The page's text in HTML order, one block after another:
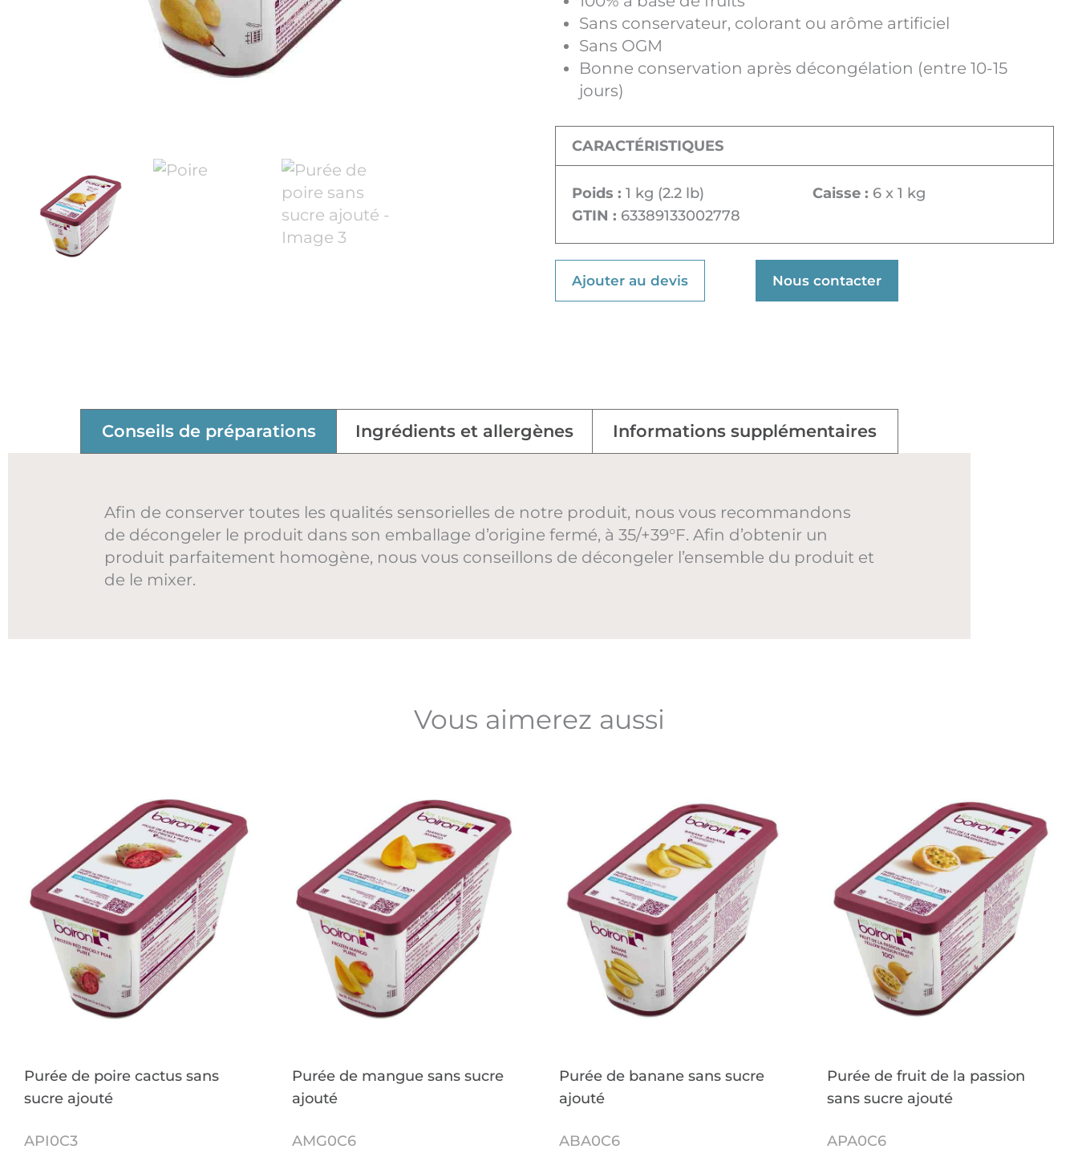
Sans conservateur, colorant ou arôme artificiel
Sans OGM
Bonne conservation après décongélation (entre 10-15
jours)
CARACTÉRISTIQUES
Poids : 1 kg (2.2 lb)
GTIN : 63389133002778
Caisse : 6 x 1 kg
Ajouter au devis Nous contacter
Conseils de préparations Ingrédients et allergènes Informations supplémentaires
Afin de conserver toutes les qualités sensorielles de notre produit, nous vous recommandons
de décongeler le produit dans son emballage d’origine fermé, à 35/+39°F. Afin d’obtenir un
produit parfaitement homogène, nous vous conseillons de décongeler l’ensemble du produit et
de le mixer.
Vous aimerez aussi
Purée de poire cactus sans
sucre ajouté
API0C3
Purée de mangue sans sucre
ajouté
AMG0C6
Purée de banane sans sucre
ajouté
ABA0C6
Purée de fruit de la passion
sans sucre ajouté
APA0C6